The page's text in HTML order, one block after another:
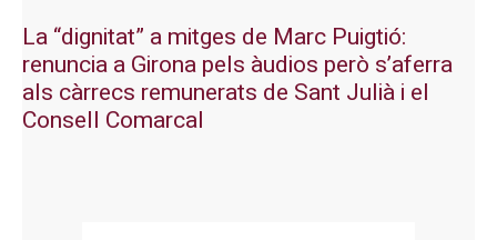
La “dignitat” a mitges de Marc Puigtió:
renuncia a Girona pels àudios però s’aferra
als càrrecs remunerats de Sant Julià i el
Consell Comarcal